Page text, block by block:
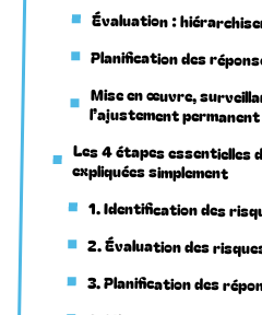
Évaluation :
Planification des
Mise en œuvre,
l’ajustement permanent
Les 4 étapes essentielles
expliquées simplement
1. Identification des
2. Évaluation des
3. Planification des